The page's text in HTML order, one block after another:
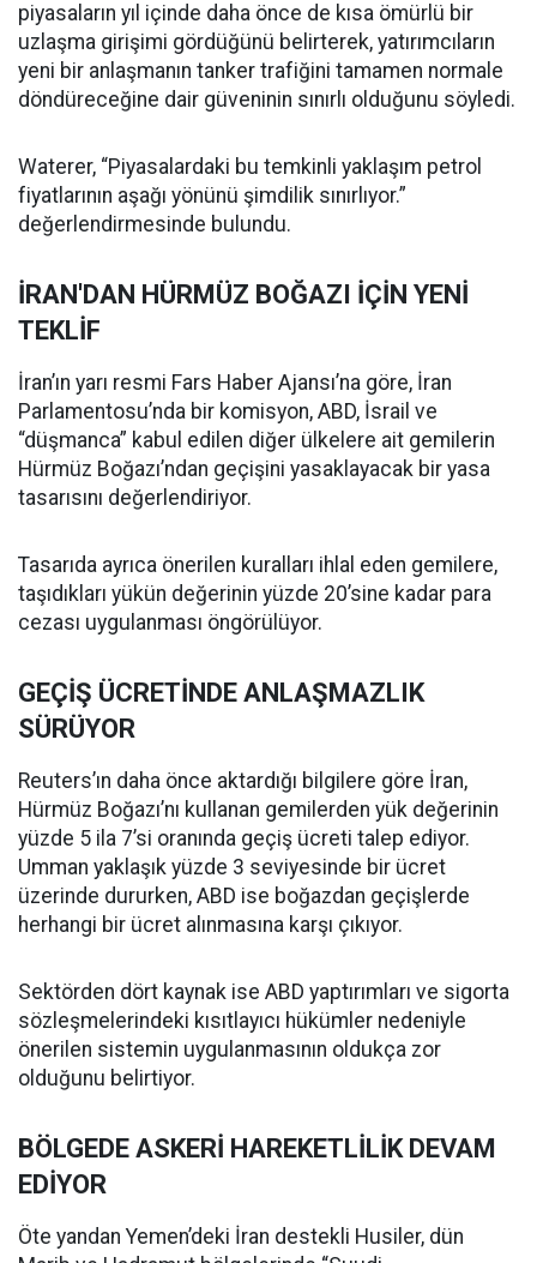
piyasaların yıl içinde daha önce de kısa ömürlü bir
uzlaşma girişimi gördüğünü belirterek, yatırımcıların
yeni bir anlaşmanın tanker trafiğini tamamen normale
döndüreceğine dair güveninin sınırlı olduğunu söyledi.
Waterer, “Piyasalardaki bu temkinli yaklaşım petrol
fiyatlarının aşağı yönünü şimdilik sınırlıyor.”
değerlendirmesinde bulundu.
İRAN'DAN HÜRMÜZ BOĞAZI İÇİN YENİ
TEKLİF
İran’ın yarı resmi Fars Haber Ajansı’na göre, İran
Parlamentosu’nda bir komisyon, ABD, İsrail ve
“düşmanca” kabul edilen diğer ülkelere ait gemilerin
Hürmüz Boğazı’ndan geçişini yasaklayacak bir yasa
tasarısını değerlendiriyor.
Tasarıda ayrıca önerilen kuralları ihlal eden gemilere,
taşıdıkları yükün değerinin yüzde 20’sine kadar para
cezası uygulanması öngörülüyor.
GEÇİŞ ÜCRETİNDE ANLAŞMAZLIK
SÜRÜYOR
Reuters’ın daha önce aktardığı bilgilere göre İran,
Hürmüz Boğazı’nı kullanan gemilerden yük değerinin
yüzde 5 ila 7’si oranında geçiş ücreti talep ediyor.
Umman yaklaşık yüzde 3 seviyesinde bir ücret
üzerinde dururken, ABD ise boğazdan geçişlerde
herhangi bir ücret alınmasına karşı çıkıyor.
Sektörden dört kaynak ise ABD yaptırımları ve sigorta
sözleşmelerindeki kısıtlayıcı hükümler nedeniyle
önerilen sistemin uygulanmasının oldukça zor
olduğunu belirtiyor.
BÖLGEDE ASKERİ HAREKETLİLİK DEVAM
EDİYOR
Öte yandan Yemen’deki İran destekli Husiler, dün